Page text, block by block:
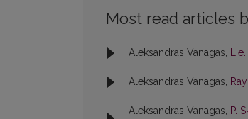
Most read articles
Aleksandras Vanagas,
Aleksandras Vanagas,
Aleksandras Vanagas, P.